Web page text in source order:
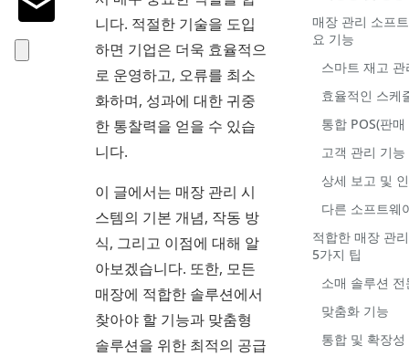
니다. 적절한 기술을 도입
하면 기업은 더욱 효율적으
로 운영하고, 오류를 최소
화하며, 성과에 대한 귀중
한 통찰력을 얻을 수 있습
니다.
이 글에서는 매장 관리 시
스템의 기본 개념, 작동 방
식, 그리고 이점에 대해 알
아보겠습니다. 또한, 모든
매장에 적합한 솔루션에서
찾아야 할 기능과 맞춤형
솔루션을 위한 최적의 공급
매장 관리 소프
요 기능
스마트 재고 관
효율적인 스케
통합 POS(판
고객 관리 기능
상세 보고 및
다른 소프트웨
적합한 매장 관
5가지 팁
소매 솔루션 전
맞춤화 기능
통합 및 확장성